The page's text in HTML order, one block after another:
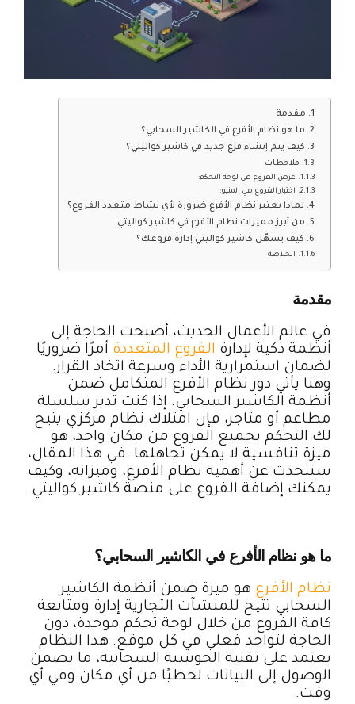
مقدمة
ما هو نظام الأفرع في الكاشير السحابي؟
كيف يتم إنشاء فرع جديد في كاشير كواليتي؟
ملاحظات
عرض الفروع في لوحة التحكم:
اختيار الفروع في المنيو:
لماذا يعتبر نظام الأفرع ضرورة لأي نشاط متعدد الفروع؟
من أبرز مميزات نظام الأفرع في كاشير كواليتي
كيف يسهّل كاشير كواليتي إدارة فروعك؟
الخلاصة
مقدمة
في عالم الأعمال الحديث، أصبحت الحاجة إلى
أنظمة ذكية لإدارة الفروع المتعددة أمرًا ضروريًا
لضمان استمرارية الأداء وسرعة اتخاذ القرار.
وهنا يأتي دور نظام الأفرع المتكامل ضمن
أنظمة الكاشير السحابي. إذا كنت تدير سلسلة
مطاعم أو متاجر، فإن امتلاك نظام مركزي يتيح
لك التحكم بجميع الفروع من مكان واحد، هو
ميزة تنافسية لا يمكن تجاهلها. في هذا المقال،
سنتحدث عن أهمية نظام الأفرع، وميزاته، وكيف
يمكنك إضافة الفروع على منصة كاشير كواليتي.
ما هو نظام الأفرع في الكاشير السحابي؟
نظام الأفرع هو ميزة ضمن أنظمة الكاشير
السحابي تتيح للمنشآت التجارية إدارة ومتابعة
كافة الفروع من خلال لوحة تحكم موحدة، دون
الحاجة لتواجد فعلي في كل موقع. هذا النظام
يعتمد على تقنية الحوسبة السحابية، ما يضمن
الوصول إلى البيانات لحظيًا من أي مكان وفي أي
وقت.